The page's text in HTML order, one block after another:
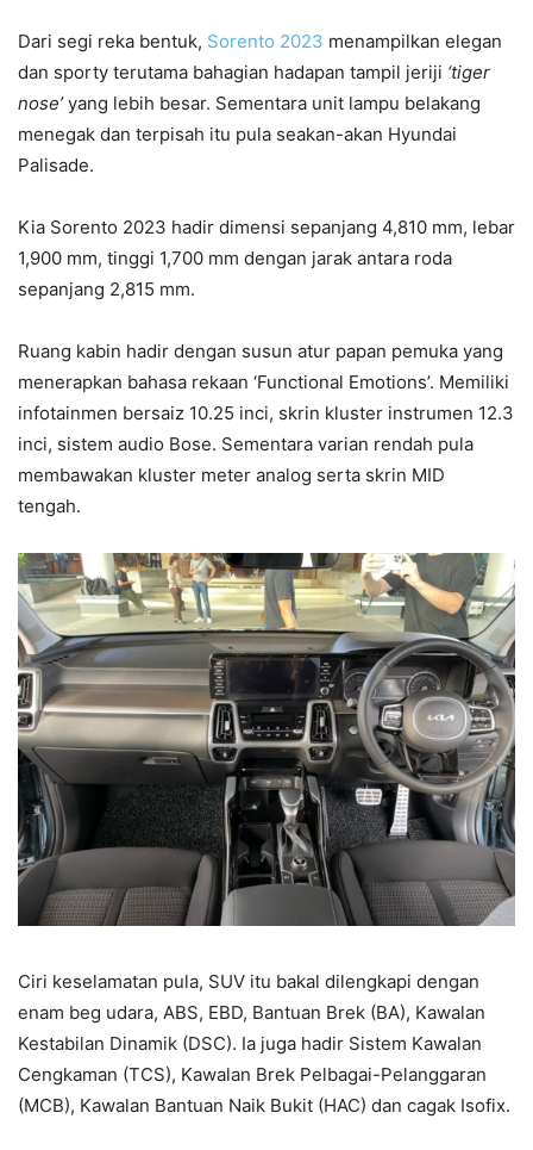
Dari segi reka bentuk, Sorento 2023 menampilkan elegan
dan sporty terutama bahagian hadapan tampil jeriji ‘tiger
nose’yang lebih besar. Sementara unit lampu belakang
menegak dan terpisah itu pula seakan-akan Hyundai
Palisade.
Kia Sorento 2023 hadir dimensi sepanjang 4,810 mm, lebar
1,900 mm, tinggi 1,700 mm dengan jarak antara roda
sepanjang 2,815 mm.
Ruang kabin hadir dengan susun atur papan pemuka yang
menerapkan bahasa rekaan ‘Functional Emotions’. Memiliki
infotainmen bersaiz 10.25 inci, skrin kluster instrumen 12.3
inci, sistem audio Bose. Sementara varian rendah pula
membawakan kluster meter analog serta skrin MID
tengah.
Ciri keselamatan pula, SUV itu bakal dilengkapi dengan
enam beg udara, ABS, EBD, Bantuan Brek (BA), Kawalan
Kestabilan Dinamik (DSC). Ia juga hadir Sistem Kawalan
Cengkaman (TCS), Kawalan Brek Pelbagai-Pelanggaran
(MCB), Kawalan Bantuan Naik Bukit (HAC) dan cagak Isofix.